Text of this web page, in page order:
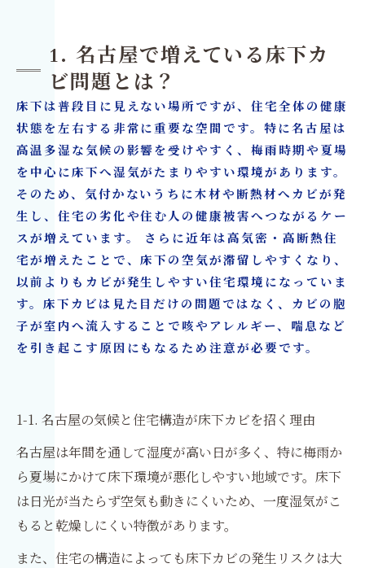
7. MIST工法®による床下カビ除去の特徴
8. カビ取リフォーム名古屋が選ばれる理由
9. 床下カビ対策と同時に行うべきリフォーム工
事
10. 名古屋で床下カビに悩んだら早めの相談が重
要
床下カビ・住宅カビ対策ならカビ取リフォーム
名古屋へ
1. 名古屋で増えている床下カ
ビ問題とは？
床下は普段目に見えない場所ですが、住宅全体の健康
状態を左右する非常に重要な空間です。特に名古屋は
高温多湿な気候の影響を受けやすく、梅雨時期や夏場
を中心に床下へ湿気がたまりやすい環境があります。
そのため、気付かないうちに木材や断熱材へカビが発
生し、住宅の劣化や住む人の健康被害へつながるケー
スが増えています。 さらに近年は高気密・高断熱住
宅が増えたことで、床下の空気が滞留しやすくなり、
以前よりもカビが発生しやすい住宅環境になっていま
す。床下カビは見た目だけの問題ではなく、カビの胞
子が室内へ流入することで咳やアレルギー、喘息など
を引き起こす原因にもなるため注意が必要です。
1-1. 名古屋の気候と住宅構造が床下カビを招く理由
名古屋は年間を通して湿度が高い日が多く、特に梅雨か
ら夏場にかけて床下環境が悪化しやすい地域です。床下
は日光が当たらず空気も動きにくいため、一度湿気がこ
もると乾燥しにくい特徴があります。
また、住宅の構造によっても床下カビの発生リスクは大